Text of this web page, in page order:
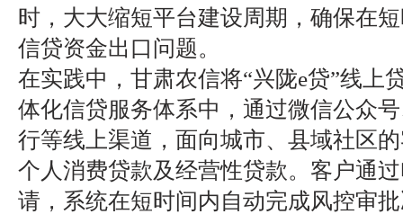
时，大大缩短平台建设周期，确保在
信贷资金出口问题。
在实践中，甘肃农信将“兴陇e贷”线上
体化信贷服务体系中，通过微信公众
行等线上渠道，面向城市、县域社区
个人消费贷款及经营性贷款。客户通
请，系统在短时间内自动完成风控审